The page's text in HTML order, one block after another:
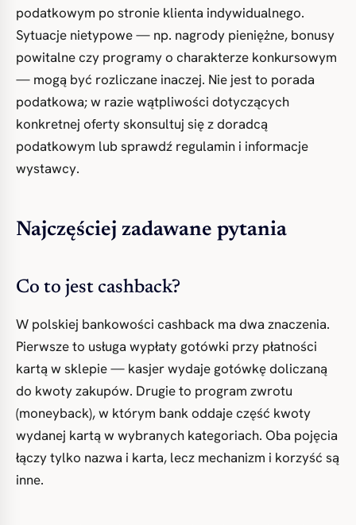
podatkowym po stronie klienta indywidualnego.
Sytuacje nietypowe — np. nagrody pieniężne, bonusy
powitalne czy programy o charakterze konkursowym
— mogą być rozliczane inaczej. Nie jest to porada
podatkowa; w razie wątpliwości dotyczących
konkretnej oferty skonsultuj się z doradcą
podatkowym lub sprawdź regulamin i informacje
wystawcy.
Najczęściej zadawane pytania
Co to jest cashback?
W polskiej bankowości cashback ma dwa znaczenia.
Pierwsze to usługa wypłaty gotówki przy płatności
kartą w sklepie — kasjer wydaje gotówkę doliczaną
do kwoty zakupów. Drugie to program zwrotu
(moneyback), w którym bank oddaje część kwoty
wydanej kartą w wybranych kategoriach. Oba pojęcia
łączy tylko nazwa i karta, lecz mechanizm i korzyść są
inne.